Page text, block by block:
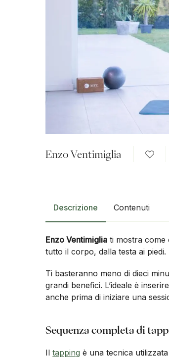
Enzo Ventimiglia
Descrizione Contenuti
Enzo Ventimiglia ti mostra
tutto il corpo, dalla testa ai piedi.
Ti basteranno meno di dieci
grandi benefici. L’ideale è
anche prima di iniziare una
Sequenza completa di
Iltapping è una tecnica